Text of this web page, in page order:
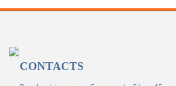
CONTACTS